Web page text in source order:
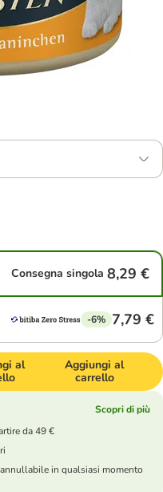
Consegna singola 8,29 €
-6% 7,79 €
al
Aggiungi al
carrello
Scopri di più
da 49 €
in qualsiasi momento